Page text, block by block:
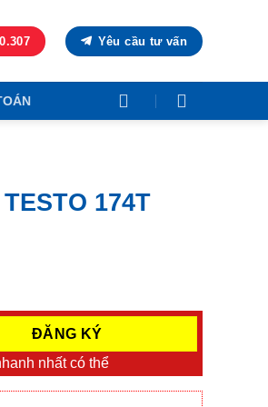
Yêu cầu tư vấn
174T
nhất có thể